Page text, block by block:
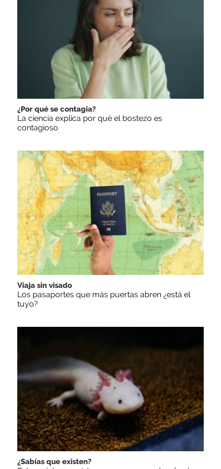
¿Por qué se contagia?
La ciencia explica por qué el bostezo es
contagioso
Viaja sin visado
Los pasaportes que más puertas abren ¿está el
tuyo?
¿Sabías que existen?